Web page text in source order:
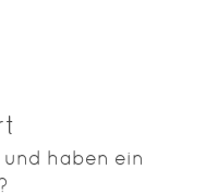
haben ein